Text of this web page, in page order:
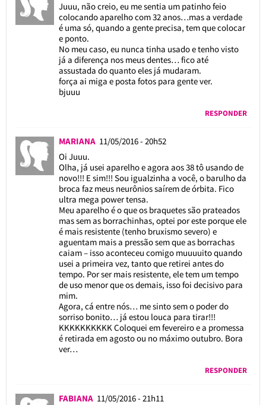
Juuu, não creio, eu me sentia um patinho feio
colocando aparelho com 32 anos…mas a verdade
é uma só, quando a gente precisa, tem que colocar
e ponto.
No meu caso, eu nunca tinha usado e tenho visto
já a diferença nos meus dentes… fico até
assustada do quanto eles já mudaram.
força ai miga e posta fotos para gente ver.
bjuuu
RESPONDER
MARIANA 11/05/2016 - 20h52
Oi Juuu.
Olha, já usei aparelho e agora aos 38 tô usando de
novo!!! E sim!!! Sou igualzinha a você, o barulho da
broca faz meus neurônios saírem de órbita. Fico
ultra mega power tensa.
Meu aparelho é o que os braquetes são prateados
mas sem as borrachinhas, optei por este porque ele
é mais resistente (tenho bruxismo severo) e
aguentam mais a pressão sem que as borrachas
caiam – isso aconteceu comigo muuuuito quando
usei a primeira vez, tanto que retirei antes do
tempo. Por ser mais resistente, ele tem um tempo
de uso menor que os demais, isso foi decisivo para
mim.
Agora, cá entre nós… me sinto sem o poder do
sorriso bonito… já estou louca para tirar!!!
KKKKKKKKKK Coloquei em fevereiro e a promessa
é retirada em agosto ou no máximo outubro. Bora
ver…
RESPONDER
FABIANA 11/05/2016 - 21h11